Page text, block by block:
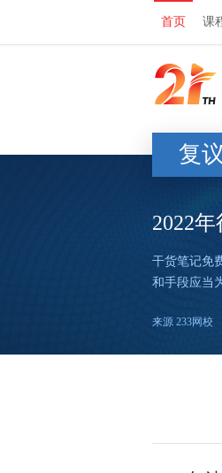
首页 课
复议
2022
干货笔记免
和手段应当
来源 233网校